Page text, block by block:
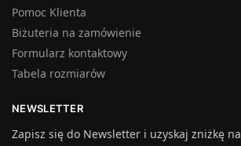
Pomoc Klienta
Biżuteria na zamówienie
Formularz kontaktowy
Tabela rozmiarów
NEWSLETTER
Zapisz się do Newsletter i uzyskaj zniżkę